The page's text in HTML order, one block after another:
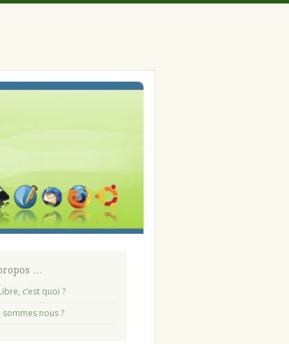
…
c’est quoi ?
sommes nous ?